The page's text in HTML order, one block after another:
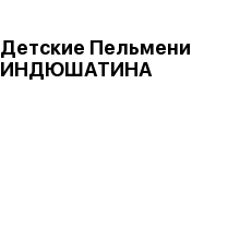
Детские Пельмени
ИНДЮШАТИНА